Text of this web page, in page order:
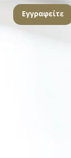
Εγγραφείτε